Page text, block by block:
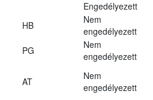
Engedélyezett
HB
Nem
engedélyezett
PG
Nem
engedélyezett
AT
Nem
engedélyezett